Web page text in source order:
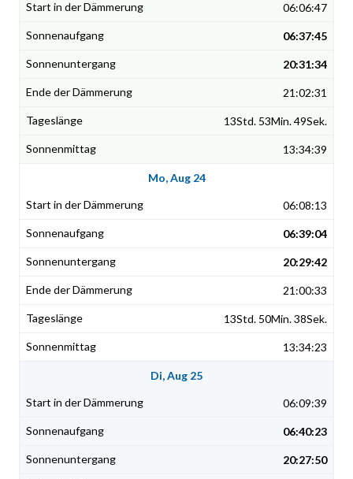
06:06:47
06:37:45
20:31:34
21:02:31
13Std. 53Min. 49Sek.
13:34:39
Mo, Aug 24
06:08:13
06:39:04
20:29:42
21:00:33
13Std. 50Min. 38Sek.
13:34:23
Di, Aug 25
06:09:39
06:40:23
20:27:50